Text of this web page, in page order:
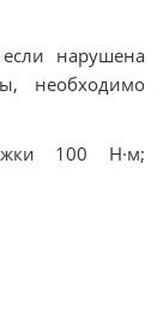
нарушена
необходимо
100 Н·м;